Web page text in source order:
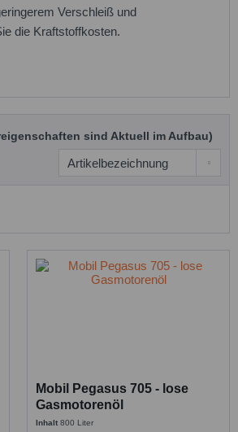
Verschleiß und
die Kraftstoffkosten.
sind Aktuell im Aufbau)
Mobil Pegasus 705 - lose
Gasmotorenöl
Inhalt800 Liter